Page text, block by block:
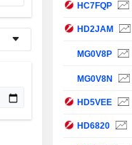
HC7FQP
HD2JAM
MG0V8P
MG0V8N
HD5VEE
HD6820